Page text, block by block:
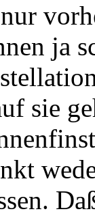
ja
sie